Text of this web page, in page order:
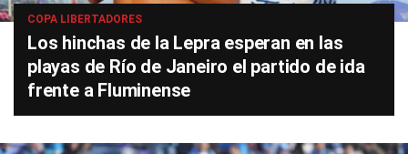
COPA LIBERTADORES
Los hinchas de la Lepra esperan en las
playas de Río de Janeiro el partido de ida
frente a Fluminense